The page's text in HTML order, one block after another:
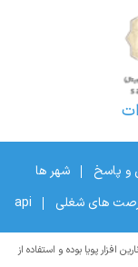
پاسخ
شهر ها
های شغلی api
متعلق به شرکت نارین افزار پویا بوده و استفاده از